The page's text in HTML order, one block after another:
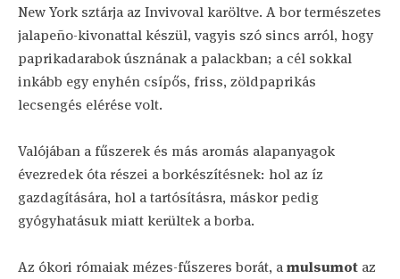
New York sztárja az Invivoval karöltve. A bor természetes
jalapeño-kivonattal készül, vagyis szó sincs arról, hogy
paprikadarabok úsznának a palackban; a cél sokkal
inkább egy enyhén csípős, friss, zöldpaprikás
lecsengés elérése volt.
Valójában a fűszerek és más aromás alapanyagok
évezredek óta részei a borkészítésnek: hol az íz
gazdagítására, hol a tartósításra, máskor pedig
gyógyhatásuk miatt kerültek a borba.
Az ókori rómaiak mézes-fűszeres borát, amulsumot az